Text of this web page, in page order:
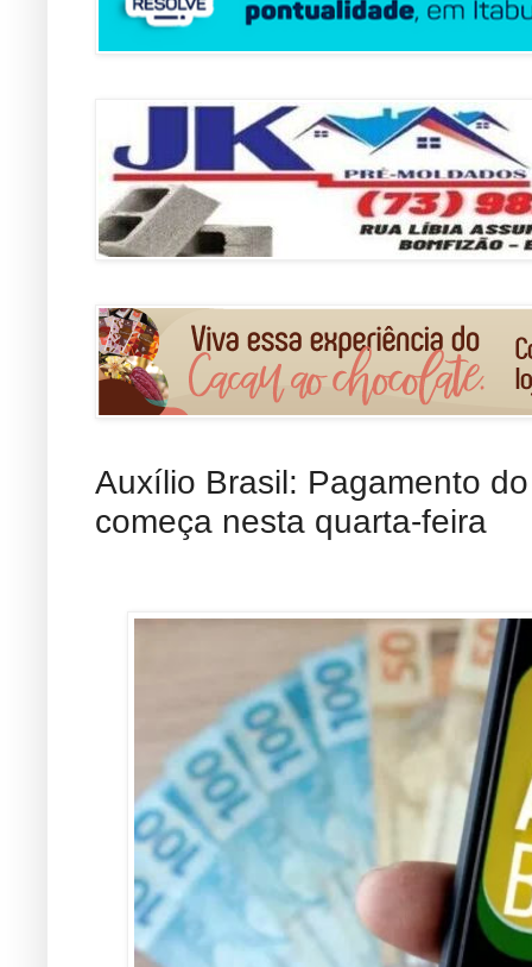
Auxílio Brasil: Pagamento do
começa nesta quarta-feira